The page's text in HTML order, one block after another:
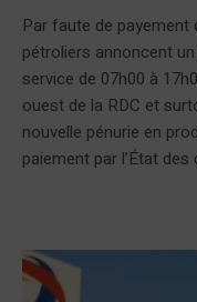
Par faute de payement
pétroliers annoncent
service de 07h00 à
ouest de la RDC et
nouvelle pénurie en
paiement par l’État